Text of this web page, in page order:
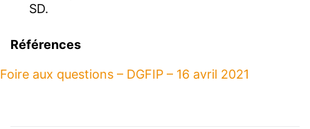
SD.
Références
Foire aux questions – DGFIP – 16 avril 2021